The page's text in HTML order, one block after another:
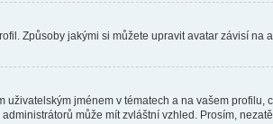
Způsoby jakými si můžete upravit avatar závisí
jménem v tématech a na vašem
může mít zvláštní vzhled. Prosím,